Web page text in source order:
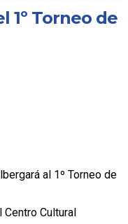
1º Torneo de
al 1º Torneo de
Cultural